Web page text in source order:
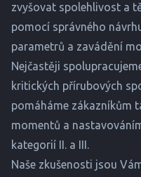
zvyšovat spolehlivost a
pomocí správného
parametrů a zavádění
Nejčastěji
kritických přírubových
pomáháme zákazníkům
momentů a
kategorií II. a III.
Naše zkušenosti jsou